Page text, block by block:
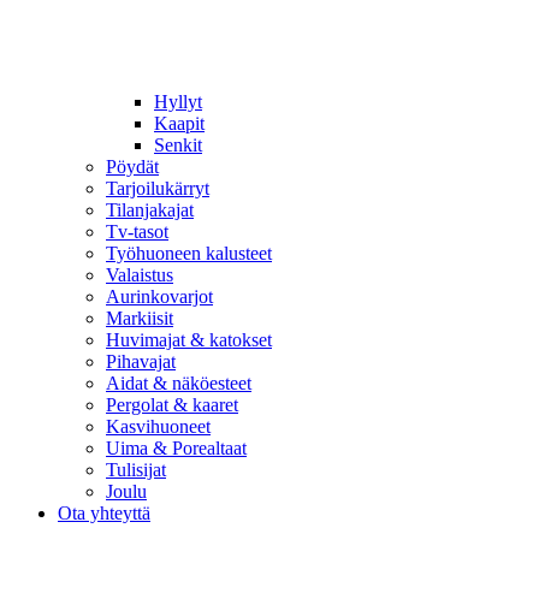
Hyllyt
Kaapit
Senkit
Pöydät
Tarjoilukärryt
Tilanjakajat
Tv-tasot
Työhuoneen kalusteet
Valaistus
Aurinkovarjot
Markiisit
Huvimajat & katokset
Pihavajat
Aidat & näköesteet
Pergolat & kaaret
Kasvihuoneet
Uima & Porealtaat
Tulisijat
Joulu
Ota yhteyttä